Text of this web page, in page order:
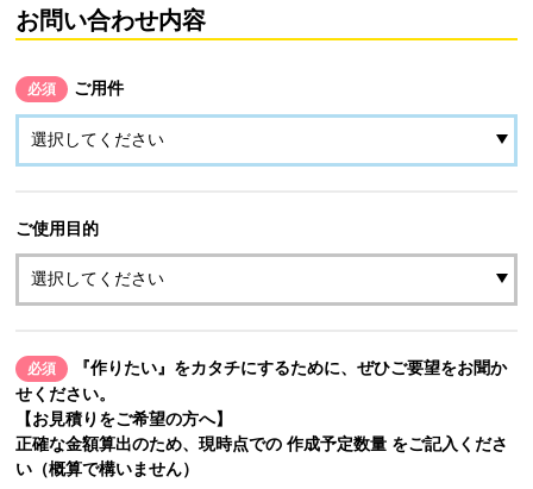
お問い合わせ内容
必須 ご用件
ご使用目的
必須
『作りたい』をカタチにするために、ぜひご要望をお聞か
せください。
【お見積りをご希望の方へ】
正確な金額算出のため、現時点での 作成予定数量 をご記入くださ
い（概算で構いません）